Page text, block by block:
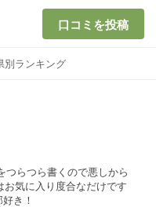
口コミを投稿
別ランキング
つらつら書くので悪しから
お気に入り度合なだけです
き！